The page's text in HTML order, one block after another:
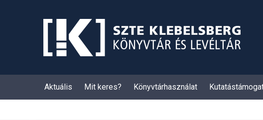
Aktuális Mit keres? Könyvtárhasználat